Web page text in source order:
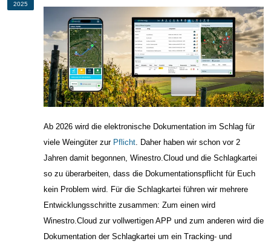
2025
Ab 2026 wird die elektronische Dokumentation im Schlag für
viele Weingüter zur Pflicht. Daher haben wir schon vor 2
Jahren damit begonnen, Winestro.Cloud und die Schlagkartei
so zu überarbeiten, dass die Dokumentationspflicht für Euch
kein Problem wird. Für die Schlagkartei führen wir mehrere
Entwicklungsschritte zusammen: Zum einen wird
Winestro.Cloud zur vollwertigen APP und zum anderen wird die
Dokumentation der Schlagkartei um ein Tracking- und